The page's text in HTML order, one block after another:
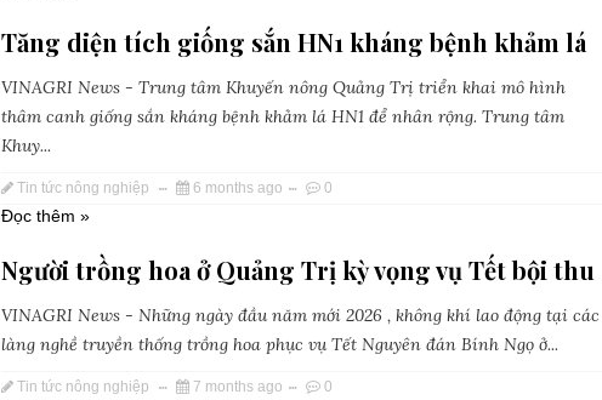
Tăng diện tích giống sắn HN1 kháng bệnh khảm lá
VINAGRI News - Trung tâm Khuyến nông Quảng Trị triển khai mô hình
thâm canh giống sắn kháng bệnh khảm lá HN1 để nhân rộng. Trung tâm
Khuy...
Tin tức nông nghiệp 6 months ago 0
Đọc thêm »
Người trồng hoa ở Quảng Trị kỳ vọng vụ Tết bội thu
VINAGRI News - Những ngày đầu năm mới 2026 , không khí lao động tại các
làng nghề truyền thống trồng hoa phục vụ Tết Nguyên đán Bính Ngọ ở...
Tin tức nông nghiệp 7 months ago 0